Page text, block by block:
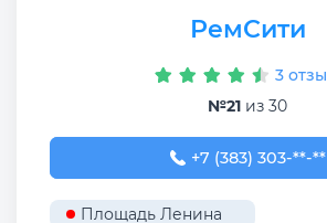
РемСити
3
№21 из 30
+7 (383) 303-41-77
+7 (383) 303-**-**
Площадь Ленина